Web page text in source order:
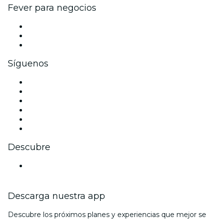
Fever para negocios
Síguenos
Descubre
Descarga nuestra app
Descubre los próximos planes y experiencias que mejor se